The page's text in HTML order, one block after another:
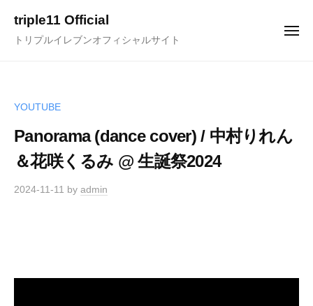
triple11 Official
トリプルイレブンオフィシャルサイト
メ
YOUTUBE
Panorama (dance cover) / 中村りれん
＆花咲くるみ @ 生誕祭2024
2024-11-11 by admin